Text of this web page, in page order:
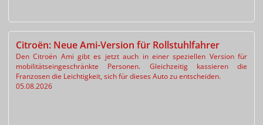
Citroën: Neue Ami-Version für Rollstuhlfahrer
Den Citroën Ami gibt es jetzt auch in einer speziellen Version für
mobilitätseingeschränkte Personen. Gleichzeitig kassieren die
Franzosen die Leichtigkeit, sich für dieses Auto zu entscheiden.
05.08.2026